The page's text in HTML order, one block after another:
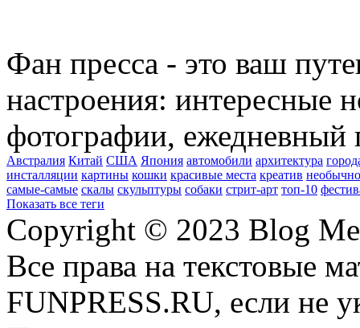
Фан пресса - это ваш
настроения: интересные
фотографии, ежедневный
Австралия Китай США Япония автомобили архитектура
инсталляции картины кошки красивые места креатив
самые-самые скалы скульптуры собаки стрит-арт топ-10
Показать все теги
Copyright © 2023 Blog
Все права на текстовые
FUNPRESS.RU, если не